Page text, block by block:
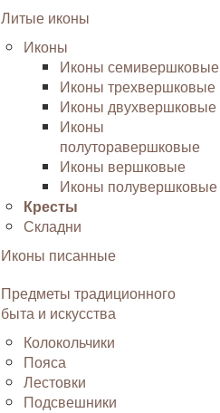
Литые иконы
Иконы
Иконы семивершковые
Иконы трехвершковые
Иконы двухвершковые
Иконы
полуторавершковые
Иконы вершковые
Иконы полувершковые
Кресты
Складни
Иконы писанные
Предметы традиционного
быта и искусства
Колокольчики
Пояса
Лестовки
Подсвешники